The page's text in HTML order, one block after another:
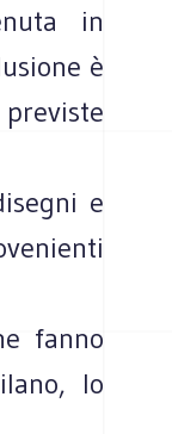
in
è
e
fanno
lo